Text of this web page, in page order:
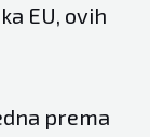
EU, ovih
prema